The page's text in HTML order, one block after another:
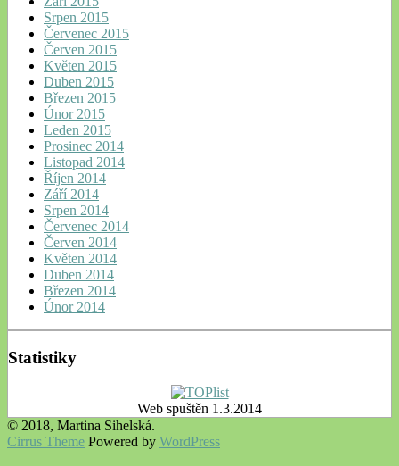
Srpen 2015
Červenec 2015
Červen 2015
Květen 2015
Duben 2015
Březen 2015
Únor 2015
Leden 2015
Prosinec 2014
Listopad 2014
Říjen 2014
Září 2014
Srpen 2014
Červenec 2014
Červen 2014
Květen 2014
Duben 2014
Březen 2014
Únor 2014
Statistiky
Web spuštěn 1.3.2014
© 2018, Martina Sihelská.
Cirrus Theme Powered by WordPress